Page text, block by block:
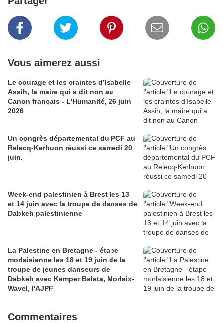
Vous aimerez aussi
Le courage et les craintes d’Isabelle
Assih, la maire qui a dit non au
Canon français - L'Humanité, 26 juin
2026
Un congrès départemental du PCF au
Relecq-Kerhuon réussi ce samedi 20
juin.
Week-end palestinien à Brest les 13
et 14 juin avec la troupe de danses de
Dabkeh palestinienne
La Palestine en Bretagne - étape
morlaisienne les 18 et 19 juin de la
troupe de jeunes danseurs de
Dabkeh avec Kemper Balata, Morlaix-
Wavel, l'AJPF
Commentaires